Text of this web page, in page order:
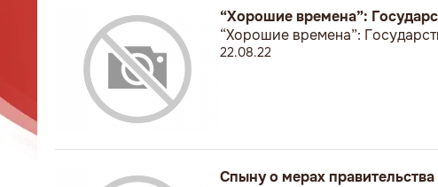
“Хорошие времена”:
“Хорошие времена”:
22.08.22
Спыну о мерах